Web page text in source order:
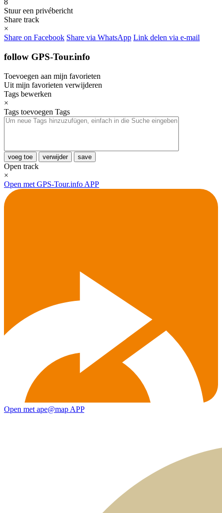
8
Stuur een privébericht
Share track
×
Share on Facebook Share via WhatsApp Link delen via e-mail
follow GPS-Tour.info
Toevoegen aan mijn favorieten
Uit mijn favorieten verwijderen
Tags bewerken
×
Tags toevoegen Tags
voeg toe verwijder save
Open track
×
Open met GPS-Tour.info APP
Open met ape@map APP